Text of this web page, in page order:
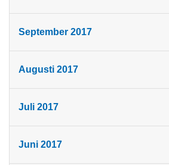
September 2017
Augusti 2017
Juli 2017
Juni 2017